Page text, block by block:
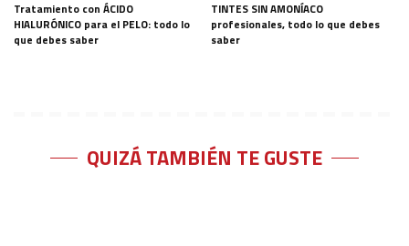
Tratamiento con ÁCIDO
HIALURÓNICO para el PELO: todo lo
que debes saber
TINTES SIN AMONÍACO
profesionales, todo lo que debes
saber
QUIZÁ TAMBIÉN TE GUSTE